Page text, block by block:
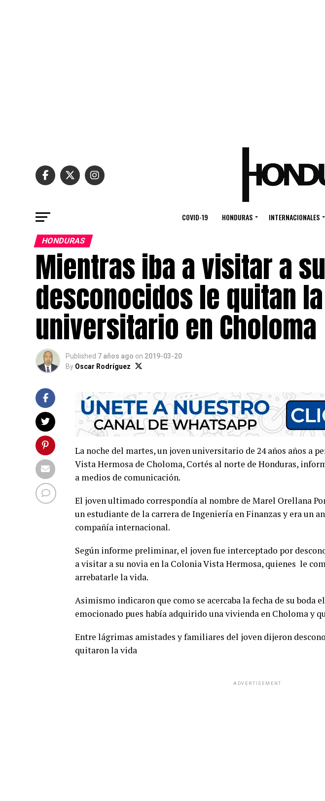
COVID-19 HONDURAS INTERNACIONALES
HONDURAS
Mientras iba a visitar a
desconocidos le quitan
universitario en Choloma
Published 7 años ago on 2019-03-20
By Oscar Rodríguez
La noche del martes, un joven universitario de 24 años años a
Vista Hermosa de Choloma, Cortés al norte de Honduras,
a medios de comunicación.
El joven ultimado correspondía al nombre de Marel Orellana
un estudiante de la carrera de Ingeniería en Finanzas y era un
compañía internacional.
Según informe preliminar, el joven fue interceptado por
a visitar a su novia en la Colonia Vista Hermosa, quienes le
arrebatarle la vida.
Asimismo indicaron que como se acercaba la fecha de su boda
emocionado pues había adquirido una vivienda en Choloma y
Entre lágrimas amistades y familiares del joven dijeron
quitaron la vida
ADVERTISEMENT